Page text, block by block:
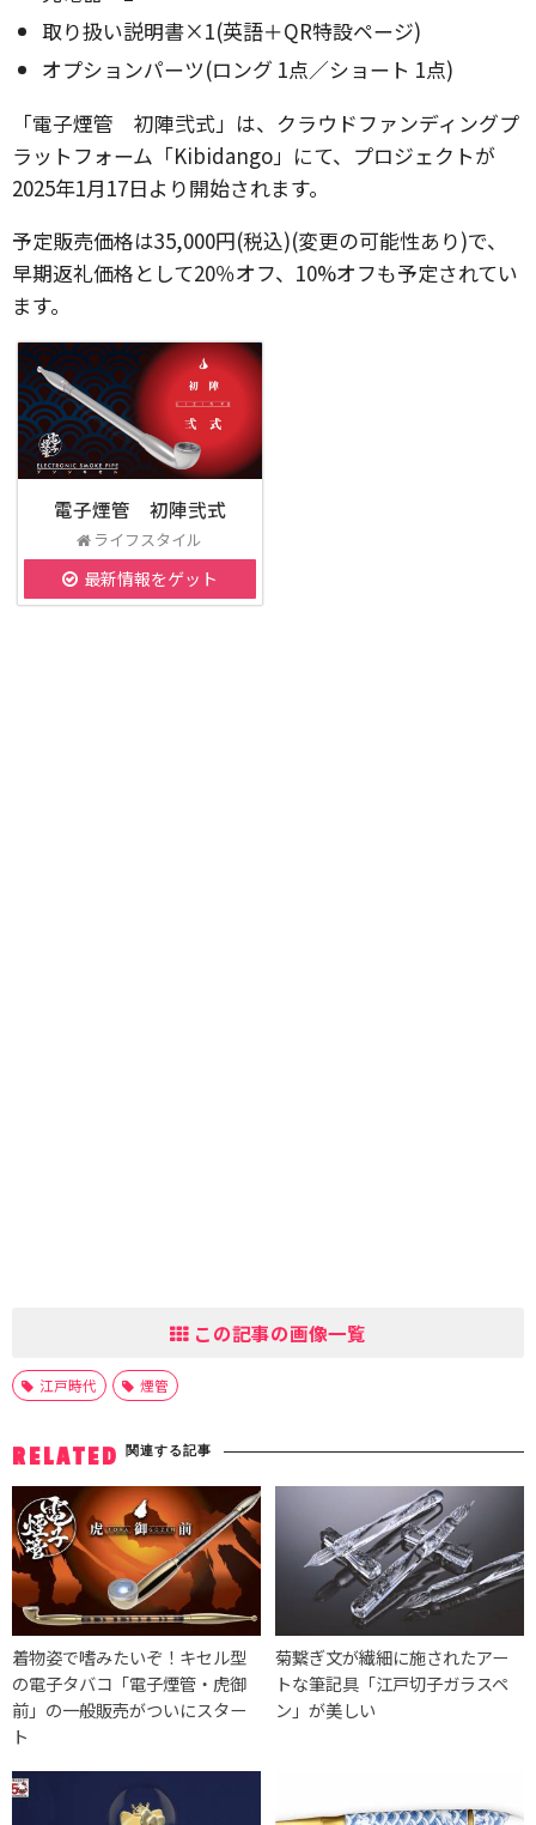
取り扱い説明書×1(英語＋QR特設ページ)
オプションパーツ(ロング 1点／ショート 1点)
「電子煙管 初陣弐式」は、クラウドファンディングプ
ラットフォーム「Kibidango」にて、プロジェクトが
2025年1月17日より開始されます。
予定販売価格は35,000円(税込)(変更の可能性あり)で、
早期返礼価格として20％オフ、10%オフも予定されてい
ます。
電子煙管 初陣弐式
ライフスタイル
最新情報をゲット
この記事の画像一覧
江戸時代 煙管
RELATED 関連する記事
着物姿で嗜みたいぞ！キセル型
の電子タバコ「電子煙管・虎御
前」の一般販売がついにスター
ト
菊繋ぎ文が繊細に施されたアー
トな筆記具「江戸切子ガラスペ
ン」が美しい